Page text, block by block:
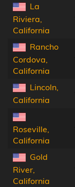
La
Riviera,
California
Rancho
Cordova,
California
Lincoln,
California
Roseville,
California
Gold
River,
California